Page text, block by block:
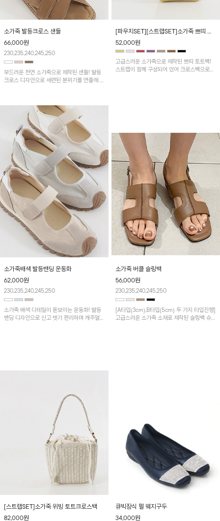
소가죽 발등크로스 샌들
66,000원
230,235,240,245,250
부드러운 천연 소가죽으로 제작된 샌들! 발등
크로스 디자인으로 세련된 분위기를 연출해 주
[파우치SET][스트랩SET]소가죽 쁘띠 토
트백
52,000원
고급스러운 소가죽으로 제작된 쁘띠 토트백!
스트랩이 함께 구성되어 있어 크로스백으로도
소가죽배색 발등밴딩 운동화
62,000원
230,235,240,245,250
소가죽 배색 디테일이 돋보이는 운동화! 발등
밴딩 디자인으로 신고 벗기 편리하며 캐주얼한
소가죽 버클 슬링백
56,000원
230,235,240,245,250
[A타입(3cm),B타입(5cm) 두 가지 타입진행]
고급스러운 소가죽 소재로 제작된 슬링백 슈
[스트랩SET]소가죽 위빙 토트크로스백
82,000원
큐빅장식 펄 웨지구두
34,000원